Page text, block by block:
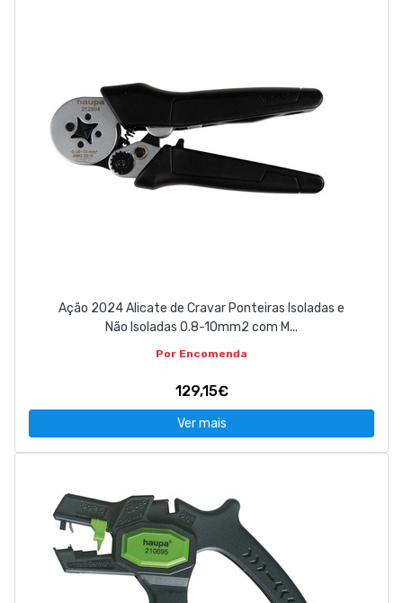
Ação 2024 Alicate de Cravar Ponteiras Isoladas e
Não Isoladas 0.8-10mm2 com M...
Por Encomenda
129,15€
Ver mais